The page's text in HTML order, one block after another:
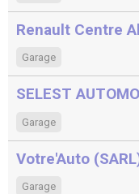
Renault Centre
Garage
SELEST
Garage
Votre'Auto
Garage